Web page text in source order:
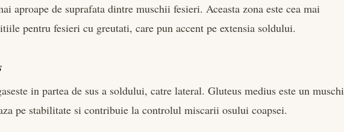
aproape de suprafata dintre muschii fesieri. Aceasta zona este cea mai
pentru fesieri cu greutati, care pun accent pe extensia soldului.
in partea de sus a soldului, catre lateral. Gluteus medius este un muschi
pe stabilitate si contribuie la controlul miscarii osului coapsei.